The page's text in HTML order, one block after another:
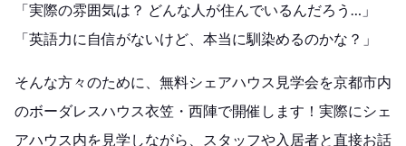
「実際の雰囲気は？ どんな人が住んでいるんだろう…」
「英語力に自信がないけど、本当に馴染めるのかな？」
そんな方々のために、無料シェアハウス見学会を京都市内
のボーダレスハウス衣笠・西陣で開催します！実際にシェ
アハウス内を見学しながら、スタッフや入居者と直接お話